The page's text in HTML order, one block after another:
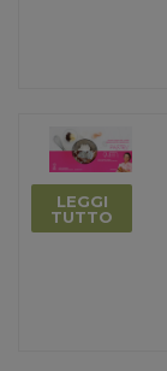
LEGGI
TUTTO